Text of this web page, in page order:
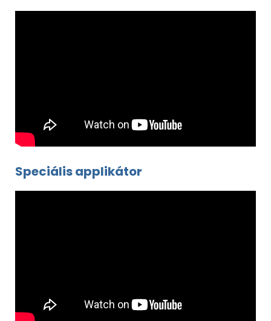
Speciális applikátor